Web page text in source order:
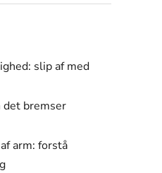
slip af med
det bremser
arm: forstå